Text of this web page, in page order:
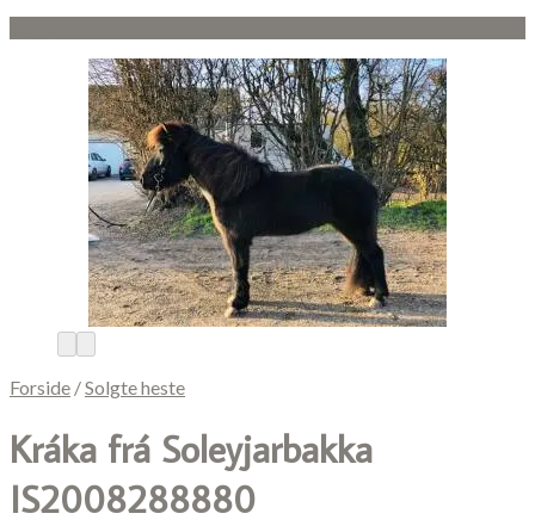
Forside /Solgte heste
Kráka frá Soleyjarbakka
IS2008288880